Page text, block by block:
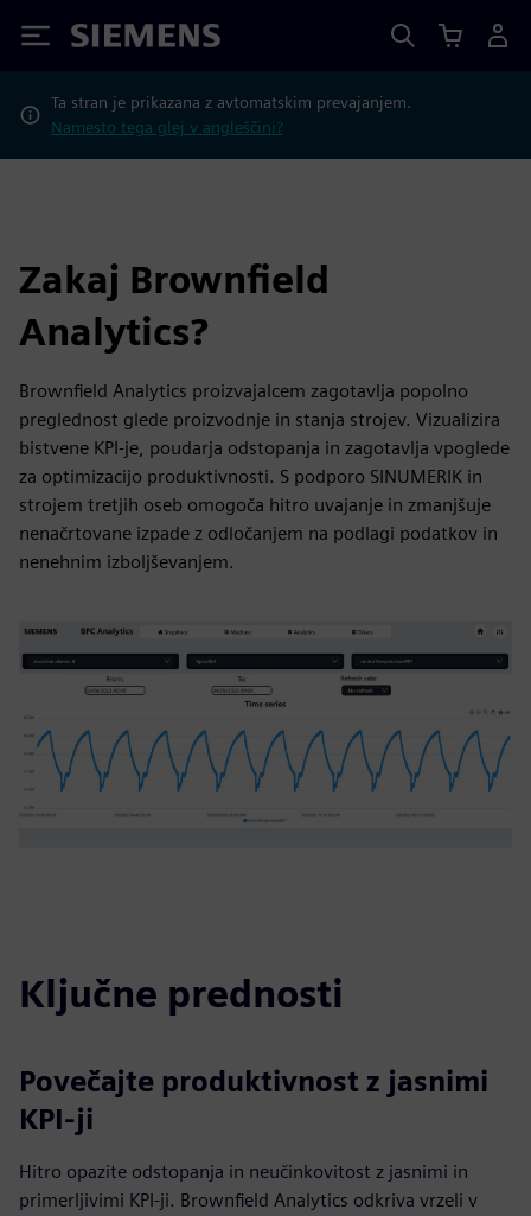
Siemens
Ta stran je prikazana z avtomatskim prevajanjem.
Namesto tega glej v angleščini?
Zakaj Brownfield
Analytics?
Brownfield Analytics proizvajalcem zagotavlja popolno
preglednost glede proizvodnje in stanja strojev. Vizualizira
bistvene KPI-je, poudarja odstopanja in zagotavlja vpoglede
za optimizacijo produktivnosti. S podporo SINUMERIK in
strojem tretjih oseb omogoča hitro uvajanje in zmanjšuje
nenačrtovane izpade z odločanjem na podlagi podatkov in
nenehnim izboljševanjem.
Ključne prednosti
Povečajte produktivnost z jasnimi
KPI-ji
Hitro opazite odstopanja in neučinkovitost z jasnimi in
primerljivimi KPI-ji. Brownfield Analytics odkriva vrzeli v